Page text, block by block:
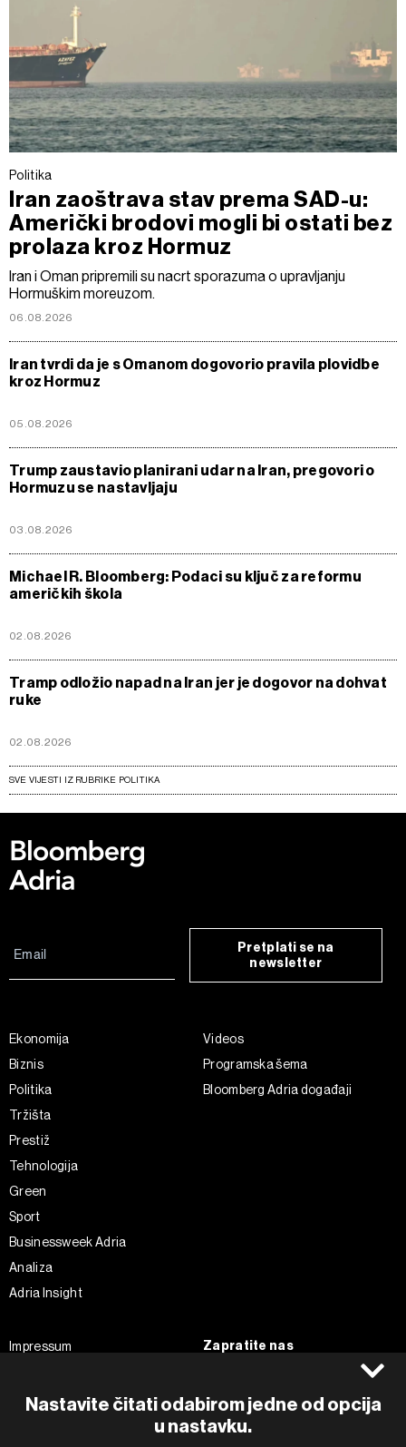
Politika
Iran zaoštrava stav prema SAD-u:
Američki brodovi mogli bi ostati bez
prolaza kroz Hormuz
Iran i Oman pripremili su nacrt sporazuma o upravljanju
Hormuškim moreuzom.
06.08.2026
Iran tvrdi da je s Omanom dogovorio pravila plovidbe
kroz Hormuz
05.08.2026
Trump zaustavio planirani udar na Iran, pregovori o
Hormuzu se nastavljaju
03.08.2026
Michael R. Bloomberg: Podaci su ključ za reformu
američkih škola
02.08.2026
Tramp odložio napad na Iran jer je dogovor na dohvat
ruke
02.08.2026
SVE VIJESTI IZ RUBRIKE POLITIKA
Nastavite čitati odabirom jedne od opcija
u nastavku.
Pretplati se na
newsletter
Ekonomija
Biznis
Politika
Tržišta
Prestiž
Tehnologija
Green
Sport
Businessweek Adria
Analiza
Adria Insight
Videos
Programska šema
Bloomberg Adria događaji
Impressum
Pravila privatnosti
Zapratite nas
Instagram
Twitter